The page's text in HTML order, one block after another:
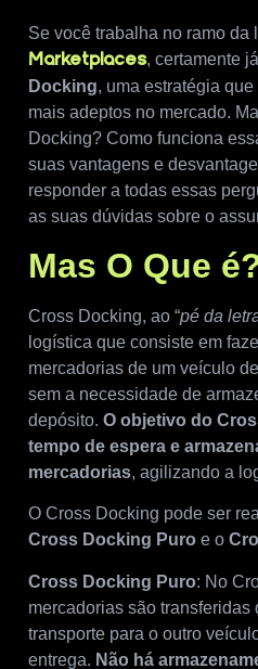
Se você trabalha no ramo da
Marketplaces, certamente
Docking, uma estratégia
mais adeptos no mercado.
Docking? Como funciona
suas vantagens e
responder a todas essas
as suas dúvidas sobre o
Mas O Que
Cross Docking, ao “pé da
logística que consiste em
mercadorias de um veículo
sem a necessidade de
depósito. O objetivo do
tempo de espera e
mercadorias, agilizando a
O Cross Docking pode ser
Cross Docking Puro e o
Cross Docking Puro: No
mercadorias são
transporte para o outro
entrega. Não há